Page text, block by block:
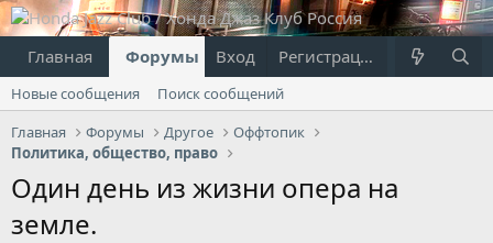
Главная Форумы Что нового?
Вход Регистрация
Новые сообщения
Поиск сообщений
Главная
Форумы Другое
Оффтопик
Политика, общество, право
Один день из жизни опера на
земле.